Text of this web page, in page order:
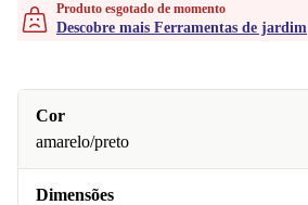
Produto esgotado de momento
Descobre mais Ferramentas de jardim
Cor
amarelo/preto
Dimensões